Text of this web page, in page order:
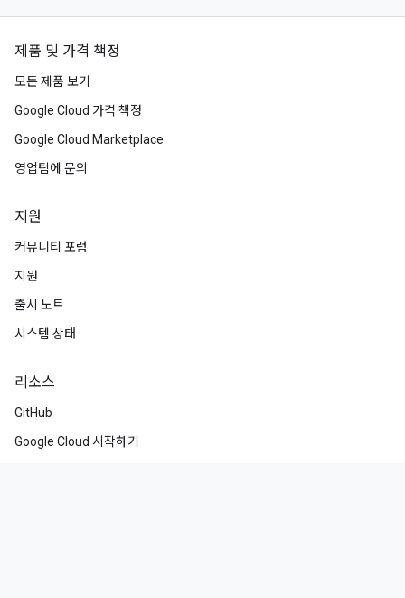
제품 및 가격 책정
모든 제품 보기
Google Cloud 가격 책정
Google Cloud Marketplace
영업팀에 문의
지원
커뮤니티 포럼
지원
출시 노트
시스템 상태
리소스
GitHub
Google Cloud 시작하기